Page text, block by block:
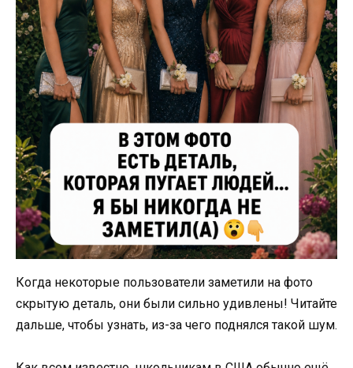
Когда некоторые пользователи заметили на фото
скрытую деталь, они были сильно удивлены! Читайте
дальше, чтобы узнать, из-за чего поднялся такой шум.